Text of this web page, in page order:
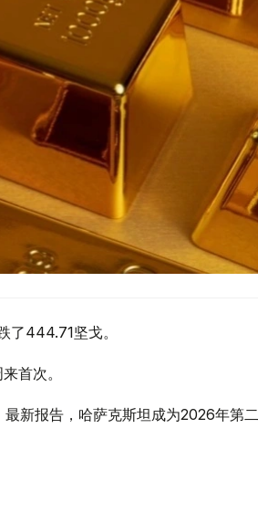
了444.71坚戈。
首次。
新报告，哈萨克斯坦成为2026年第二